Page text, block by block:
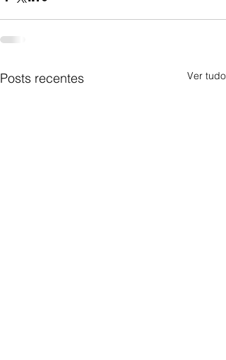
Posts recentes Ver tudo